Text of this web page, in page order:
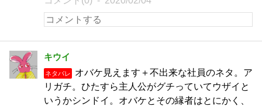
キウイ
ネタバレ
オバケ見えます＋不出来な社員のネタ。ア
リガチ。ひたすら主人公がグチっていてウザイと
いうかシンドイ。オバケとその縁者はとにかく、